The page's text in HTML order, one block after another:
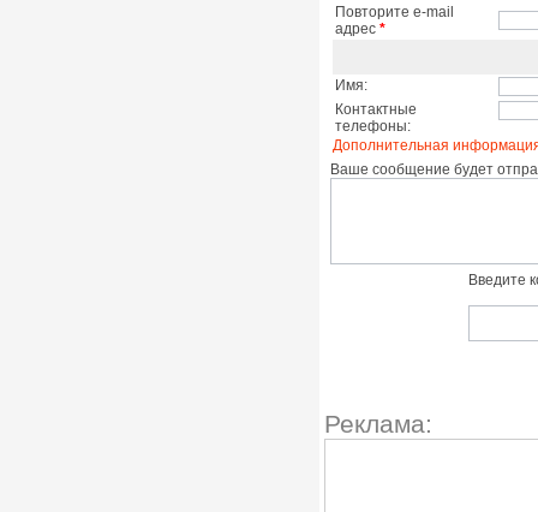
Повторите e-mail
адрес *
Имя:
Контактные
телефоны:
Дополнительная
Ваше сообщение будет
Введите
Реклама: